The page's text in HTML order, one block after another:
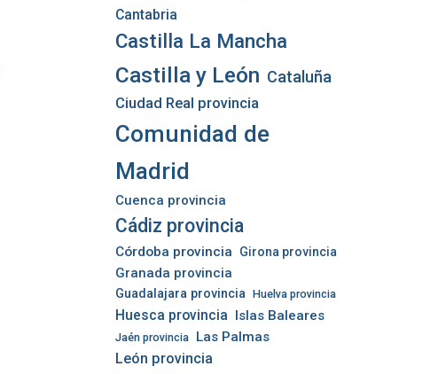
Cantabria
Castilla La Mancha
Castilla y León Cataluña
Ciudad Real provincia
Comunidad de
Madrid
Cuenca provincia
Cádiz provincia
Córdoba provincia Girona provincia
Granada provincia
Guadalajara provincia Huelva provincia
Huesca provincia Islas Baleares
Jaén provincia Las Palmas
León provincia